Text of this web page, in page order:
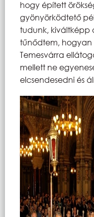
hogy épített
gyönyörködtető
tudunk, kiváltképp
tűnődtem, hogyan
Temesvárra
mellett ne
elcsendesedni és